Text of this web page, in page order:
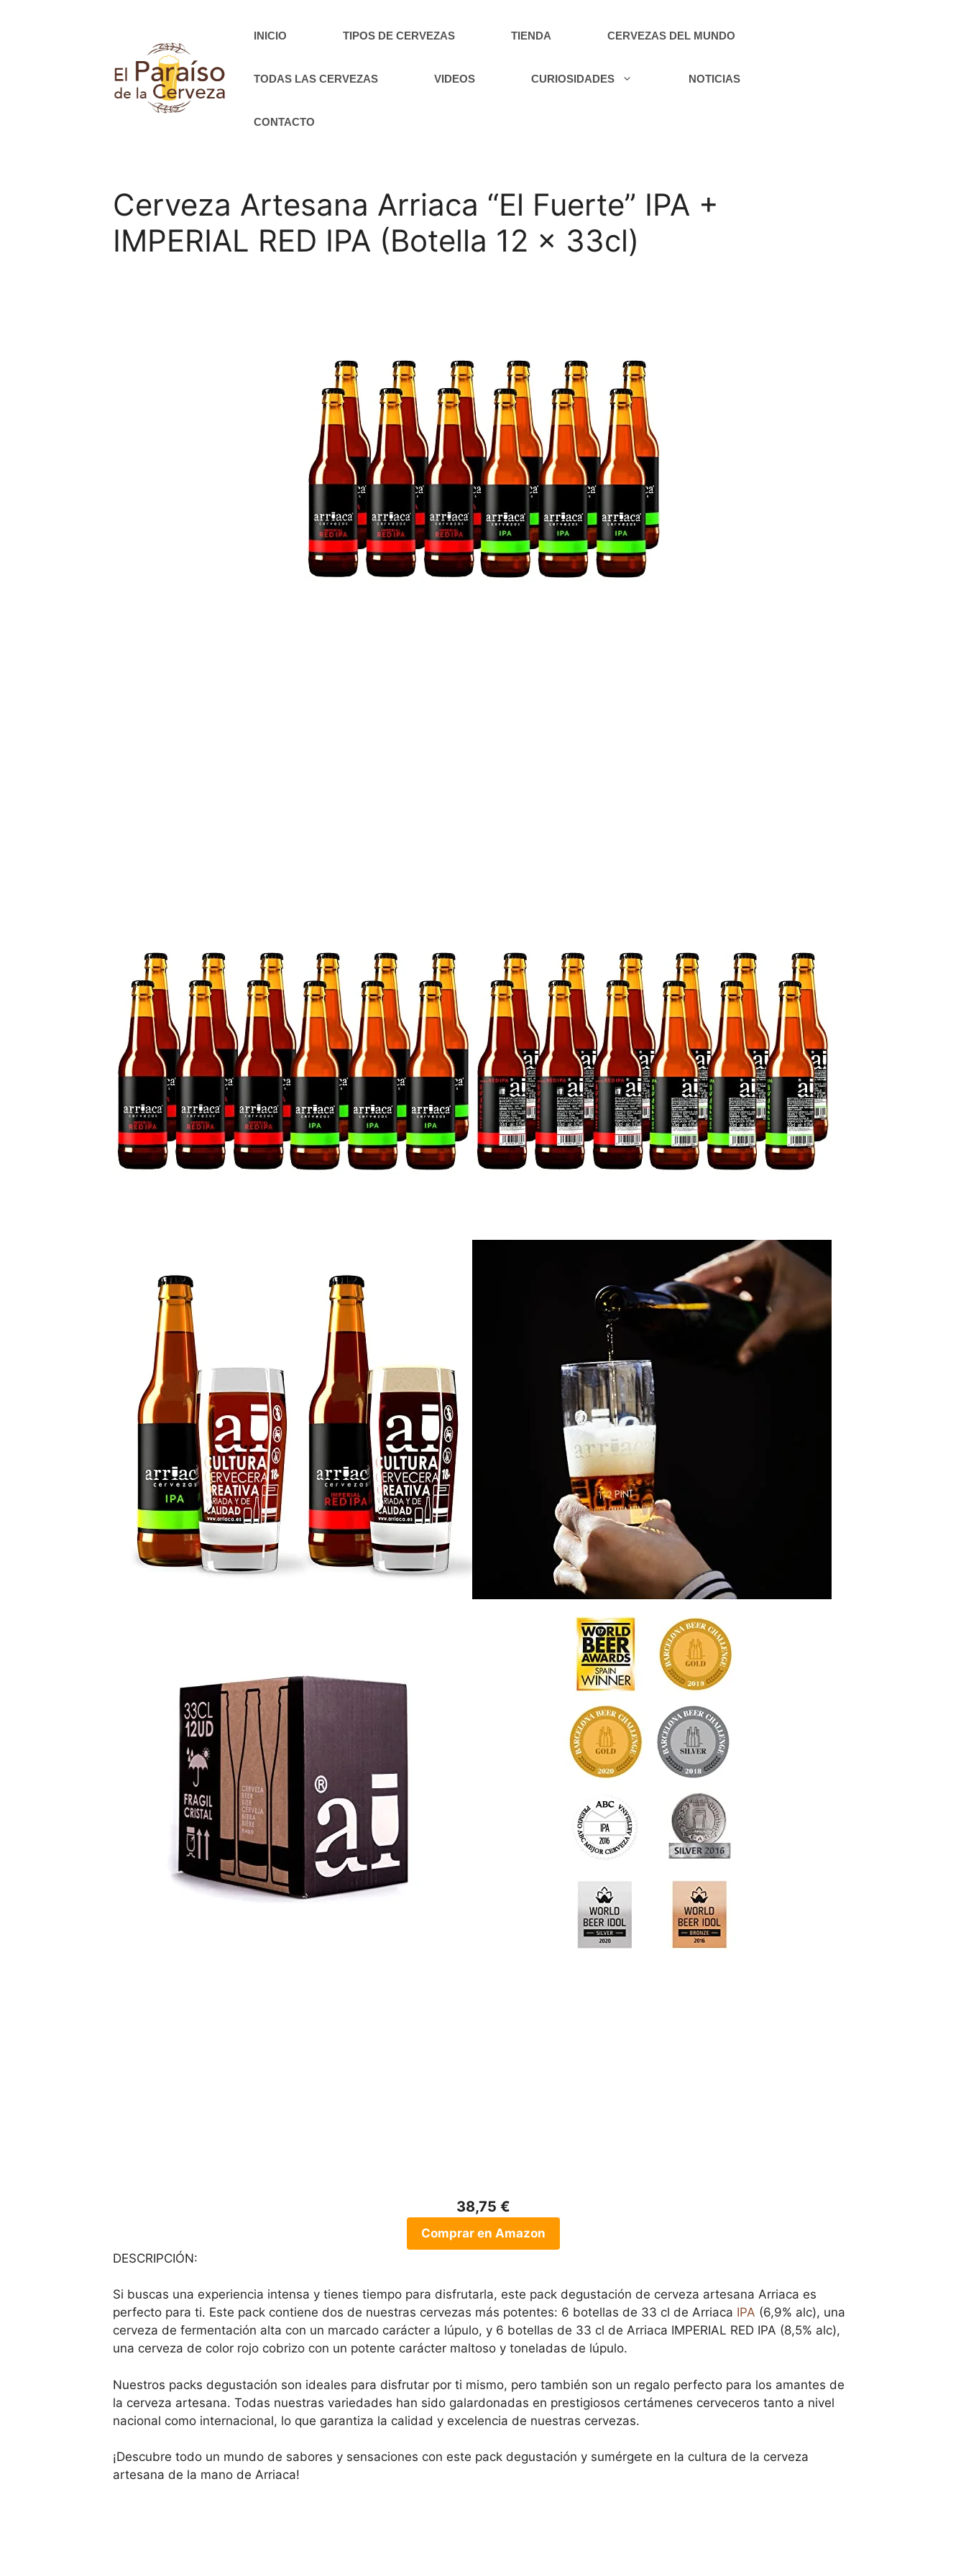
INICIO TIPOS DE CERVEZAS TIENDA CERVEZAS DEL MUNDO
TODAS LAS CERVEZAS VIDEOS CURIOSIDADES NOTICIAS
CONTACTO
Cerveza Artesana Arriaca “El Fuerte” IPA +
IMPERIAL RED IPA (Botella 12 x 33cl)
38,75 €
Comprar en Amazon
DESCRIPCIÓN:
Si buscas una experiencia intensa y tienes tiempo para disfrutarla, este pack degustación de cerveza artesana Arriaca es
perfecto para ti. Este pack contiene dos de nuestras cervezas más potentes: 6 botellas de 33 cl de Arriaca IPA (6,9% alc), una
cerveza de fermentación alta con un marcado carácter a lúpulo, y 6 botellas de 33 cl de Arriaca IMPERIAL RED IPA (8,5% alc),
una cerveza de color rojo cobrizo con un potente carácter maltoso y toneladas de lúpulo.
Nuestros packs degustación son ideales para disfrutar por ti mismo, pero también son un regalo perfecto para los amantes de
la cerveza artesana. Todas nuestras variedades han sido galardonadas en prestigiosos certámenes cerveceros tanto a nivel
nacional como internacional, lo que garantiza la calidad y excelencia de nuestras cervezas.
¡Descubre todo un mundo de sabores y sensaciones con este pack degustación y sumérgete en la cultura de la cerveza
artesana de la mano de Arriaca!